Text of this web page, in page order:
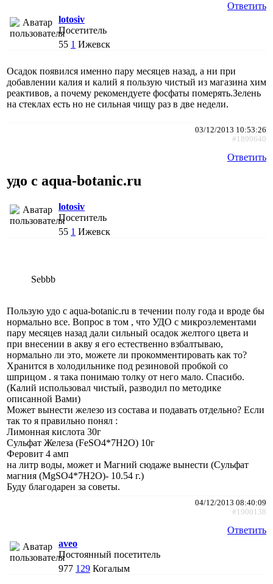
Ответить
lotosiv
Посетитель
55 1 Ижевск
Осадок появился именно пару месяцев назад, а ни при
добавлении калия и калий я пользую чистый из магазина хим
реактивов, а почему рекомендуете фосфаты померять.Зелень
на стеклах есть но не сильная чищу раз в две недели.
03/12/2013 10:53:26
#1899640
Ответить
удо с aqua-botanic.ru
lotosiv
Посетитель
55 1 Ижевск
Sebbb
Пользую удо с aqua-botanic.ru в течении полу года и вроде бы
нормально все. Вопрос в том , что УДО с микроэлементами
пару месяцев назад дали сильный осадок желтого цвета и
при внесении в акву я его естественно взбалтываю,
нормально ли это, можете ли прокомментировать как то?
Хранится в холодильнике под резиновой пробкой со
шприцом . я така понимаю толку от него мало. Спасибо.
(Калий использовал чистый, разводил по методике
описанной Вами)
Может вынести железо из состава и подавать отдельно? Если
так то я правильно понял :
Лимонная кислота 30г
Сульфат Железа (FeSO4*7H2O) 10г
Феровит 4 амп
на литр воды, может и Магний сюдаже вынести (Сульфат
магния (MgSO4*7H2O)- 10.54 г.)
Буду благодарен за советы.
04/12/2013 08:40:09
#1900138
Ответить
aveo
Постоянный посетитель
977 129 Когалым